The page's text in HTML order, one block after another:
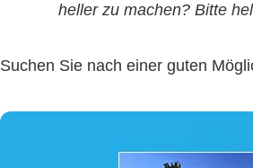
heller zu machen? Bitte
Suchen Sie nach einer guten